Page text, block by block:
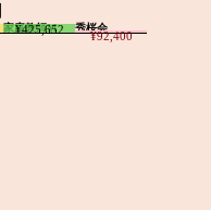
家庭教師M
¥425,652 秀桜会
¥92,400